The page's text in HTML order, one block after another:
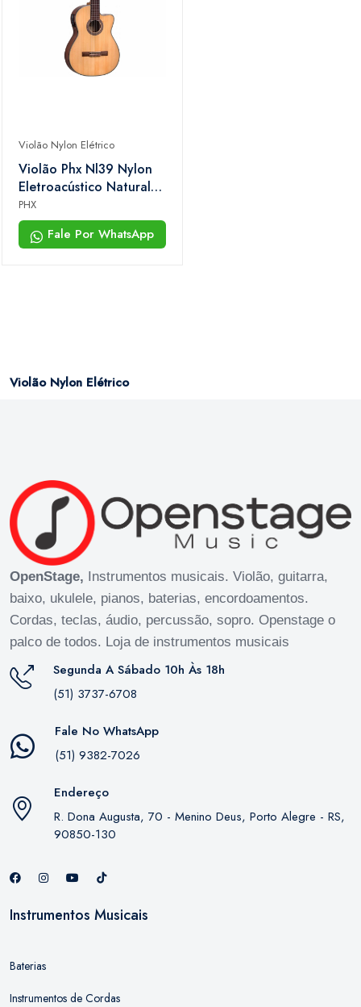
Violão Nylon Elétrico
Violão Phx Nl39 Nylon
Eletroacústico Natural
Fosco
PHX
Fale Por WhatsApp
Violão Nylon Elétrico
OpenStage, Instrumentos musicais. Violão, guitarra,
baixo, ukulele, pianos, baterias, encordoamentos.
Cordas, teclas, áudio, percussão, sopro. Openstage o
palco de todos. Loja de instrumentos musicais
Segunda A Sábado 10h Às 18h
(51) 3737-6708
Fale No WhatsApp
(51) 9382-7026
Endereço
R. Dona Augusta, 70 - Menino Deus, Porto Alegre - RS,
90850-130
Instrumentos Musicais
Baterias
Instrumentos de Cordas